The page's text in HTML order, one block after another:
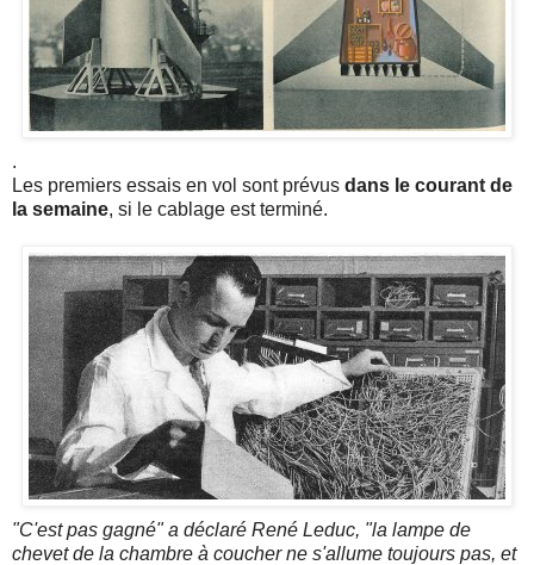
.
Les premiers essais en vol sont prévus dans le courant de
la semaine, si le cablage est terminé.
"C'est pas gagné" a déclaré René Leduc, "la lampe de
chevet de la chambre à coucher ne s'allume toujours pas, et